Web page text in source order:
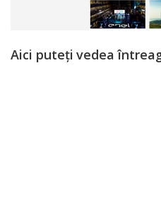
Aici puteți vedea